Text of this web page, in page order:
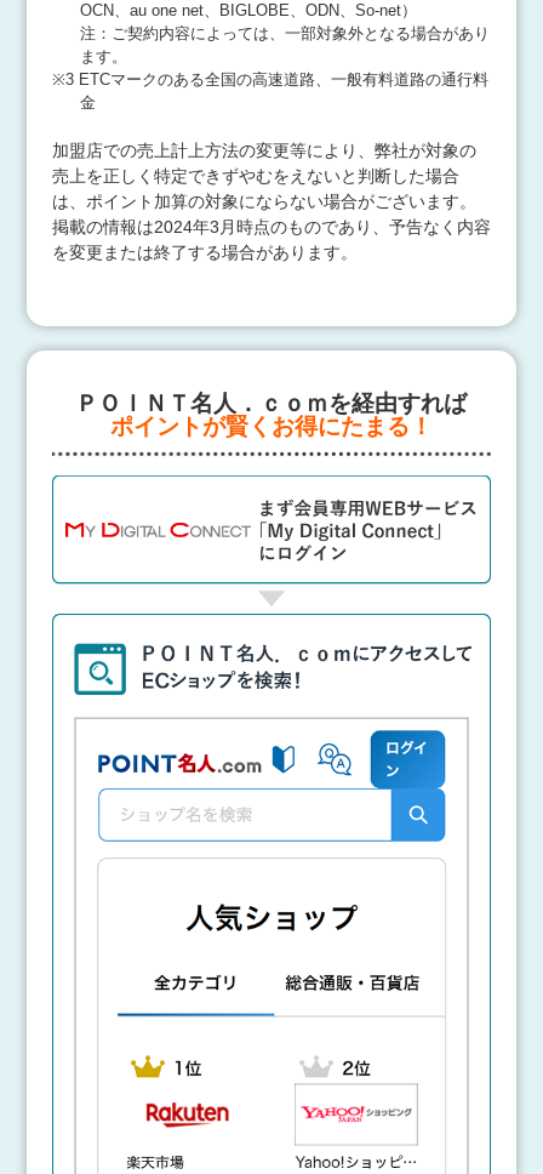
OCN、au one net、BIGLOBE、ODN、So-net）
注：ご契約内容によっては、一部対象外となる場合があり
ます。
※3 ETCマークのある全国の高速道路、一般有料道路の通行料
金
加盟店での売上計上方法の変更等により、弊社が対象の
売上を正しく特定できずやむをえないと判断した場合
は、ポイント加算の対象にならない場合がございます。
掲載の情報は2024年3月時点のものであり、予告なく内容
を変更または終了する場合があります。
ＰＯＩＮＴ名人．ｃｏｍを経由すれば
ポイントが賢くお得にたまる！